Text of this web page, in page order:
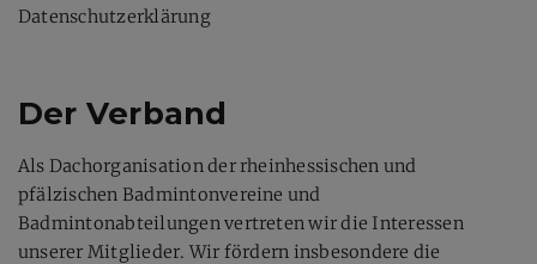
Datenschutzerklärung
Der Verband
Als Dachorganisation der rheinhessischen und
pfälzischen Badmintonvereine und
Badmintonabteilungen vertreten wir die Interessen
unserer Mitglieder. Wir fördern insbesondere die